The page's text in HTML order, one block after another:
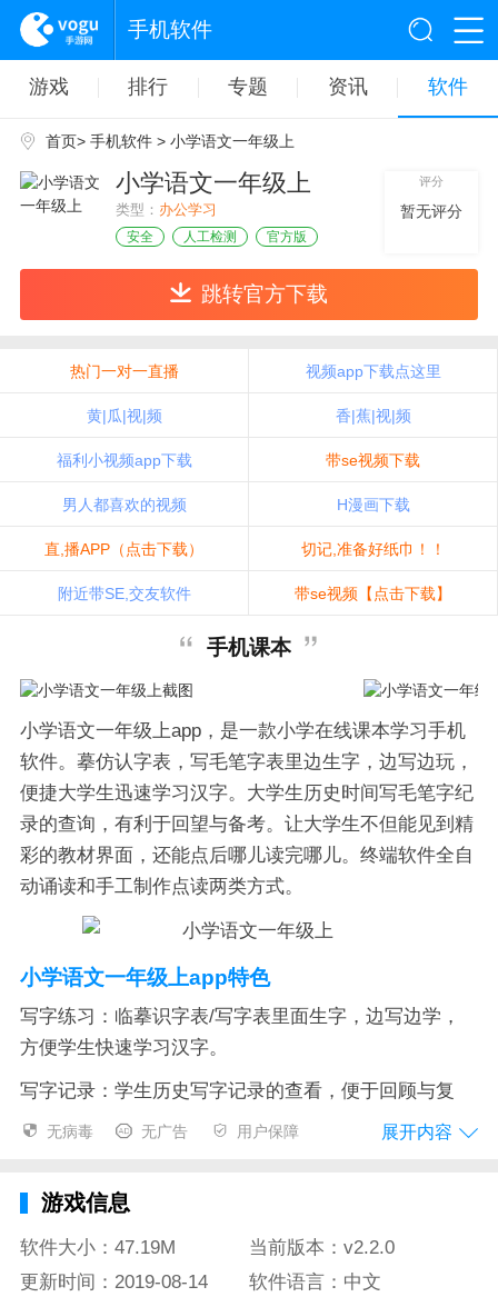
手机软件
游戏 排行 专题 资讯 软件
首页> 手机软件> 小学语文一年级上
小学语文一年级上
类型： 办公学习
安全 人工检测 官方版
评分
暂无评分
跳转官方下载
热门一对一直播 视频app下载点这里
黄|瓜|视|频 香|蕉|视|频
福利小视频app下载 带se视频下载
男人都喜欢的视频 H漫画下载
直,播APP（点击下载） 切记,准备好纸巾！！
附近带SE,交友软件 带se视频【点击下载】
手机课本
小学语文一年级上app，是一款小学在线课本学习手机
软件。摹仿认字表，写毛笔字表里边生字，边写边玩，
便捷大学生迅速学习汉字。大学生历史时间写毛笔字纪
录的查询，有利于回望与备考。让大学生不但能见到精
彩的教材界面，还能点后哪儿读完哪儿。终端软件全自
动诵读和手工制作点读两类方式。
小学语文一年级上app特色
写字练习：临摹识字表/写字表里面生字，边写边学，
方便学生快速学习汉字。
写字记录：学生历史写字记录的查看，便于回顾与复
习。
到哪里读到哪里。支持系统自动朗读和手工点读两种模
小学语文一年级上app测评
无病毒 无广告 用户保障 展开内容
游戏信息
软件大小：47.19M
当前版本：v2.2.0
更新时间：2019-08-14
软件语言：中文